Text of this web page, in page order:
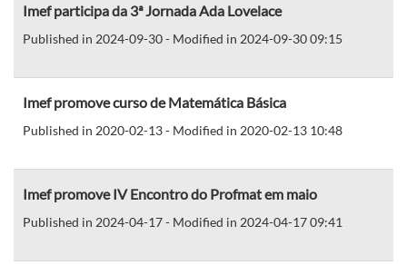
Imef participa da 3ª Jornada Ada Lovelace
Published in 2024-09-30 - Modified in 2024-09-30 09:15
Imef promove curso de Matemática Básica
Published in 2020-02-13 - Modified in 2020-02-13 10:48
Imef promove IV Encontro do Profmat em maio
Published in 2024-04-17 - Modified in 2024-04-17 09:41